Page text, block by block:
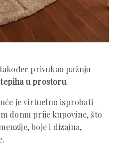
privukao pažnju
u prostoru.
je virtuelno isprobati
domu prije kupovine, što
boje i dizajna,